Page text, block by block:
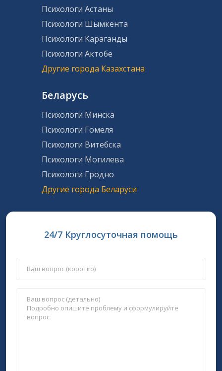
Психологи Астаны
Психологи Шымкента
Психологи Караганды
Психологи Актобе
Другие города Казахстана
Беларусь
Психологи Минска
Психологи Гомеля
Психологи Витебска
Психологи Могилева
Психологи Гродно
Другие города Беларуси
24/7 Круглосуточная помощь